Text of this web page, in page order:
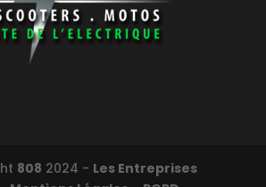
808 2024 - Les Entreprises